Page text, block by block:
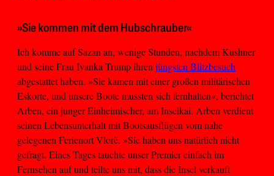
»Sie kommen mit dem Hubschrauber«
Ich komme auf Sazan an, wenige Stunden, nachdem Kushner
und seine Frau Ivanka Trump ihren jüngsten Blitzbesuch
abgestattet haben. »Sie kamen mit einer großen militärischen
Eskorte, und unsere Boote mussten sich fernhalten«, berichtet
Arben, ein junger Einheimischer, am Inselkai. Arben verdient
seinen Lebensunterhalt mit Bootsausflügen vom nahe
gelegenen Ferienort Vlorë. »Sie haben uns natürlich nicht
gefragt. Eines Tages tauchte unser Premier einfach im
Fernsehen auf und teilte uns mit, dass die Insel verkauft